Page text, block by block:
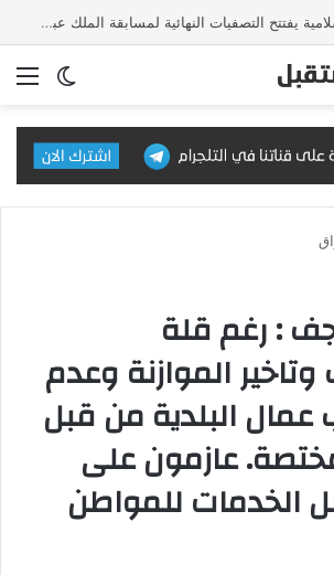
وزير الشؤون الإسلامية يفتتح التصفيات النهائية لمسابقة الملك عبدالعزيز الدولية للقرآن الكريم في دورتها الـ46
الوضع
: رغم قلة
الموازنة وعدم
البلدية من قبل
عازمون على
الخدمات للمواطن